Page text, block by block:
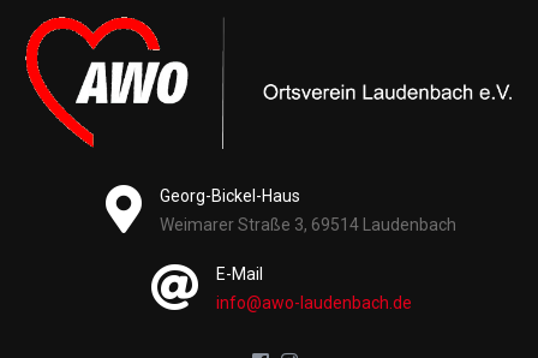
Georg-Bickel-Haus
Weimarer Straße 3, 69514 Laudenbach
E-Mail
info@awo-laudenbach.de